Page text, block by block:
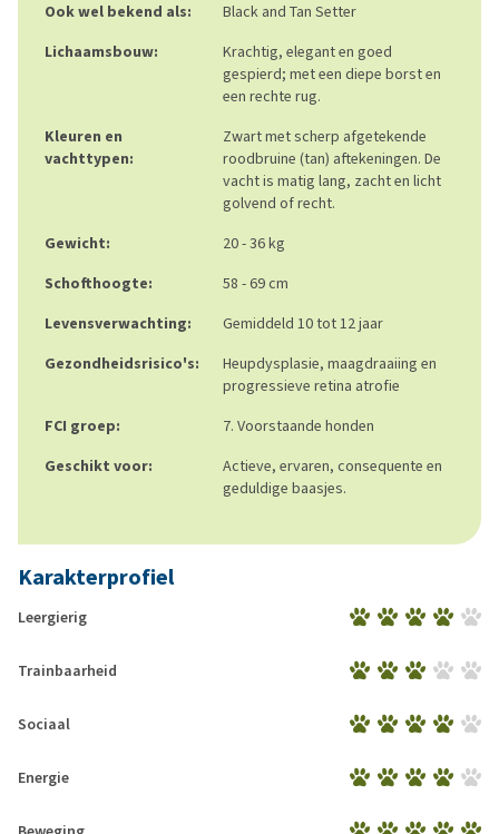
Ook wel bekend als:
Black and Tan Setter
Lichaamsbouw:
Krachtig, elegant en goed
gespierd; met een diepe borst en
een rechte rug.
Kleuren en
vachttypen:
Zwart met scherp afgetekende
roodbruine (tan) aftekeningen. De
vacht is matig lang, zacht en licht
golvend of recht.
Gewicht:
20 - 36 kg
Schofthoogte:
58 - 69 cm
Levensverwachting:
Gemiddeld 10 tot 12 jaar
Gezondheidsrisico's:
Heupdysplasie, maagdraaiing en
progressieve retina atrofie
FCI groep:
7. Voorstaande honden
Geschikt voor:
Actieve, ervaren, consequente en
geduldige baasjes.
Karakterprofiel
Leergierig
Trainbaarheid
Sociaal
Energie